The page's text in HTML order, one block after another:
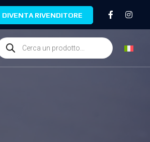
DIVENTA RIVENDITORE